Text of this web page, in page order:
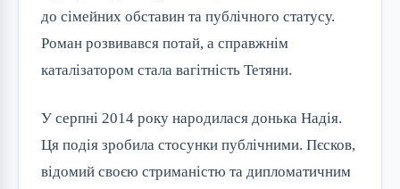
до сімейних обставин та публічного статусу.
Роман розвивався потай, а справжнім
каталізатором стала вагітність Тетяни.
У серпні 2014 року народилася донька Надія.
Ця подія зробила стосунки публічними. Пєсков,
відомий своєю стриманістю та дипломатичним